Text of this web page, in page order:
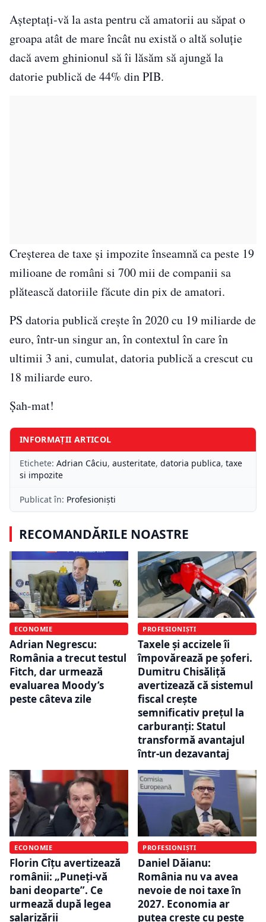
Așteptați-vă la asta pentru că amatorii au săpat o
groapa atât de mare încât nu există o altă soluție
dacă avem ghinionul să îi lăsăm să ajungă la
datorie publică de 44% din PIB.
Creșterea de taxe și impozite înseamnă ca peste 19
milioane de români si 700 mii de companii sa
plătească datoriile făcute din pix de amatori.
PS datoria publică crește în 2020 cu 19 miliarde de
euro, într-un singur an, în contextul în care în
ultimii 3 ani, cumulat, datoria publică a crescut cu
18 miliarde euro.
Șah-mat!
INFORMAȚII ARTICOL
Etichete: Adrian Câciu, austeritate, datoria publica, taxe
si impozite
Publicat în: Profesioniști
RECOMANDĂRILE NOASTRE
ECONOMIE
Adrian Negrescu:
România a trecut testul
Fitch, dar urmează
evaluarea Moody’s
peste câteva zile
PROFESIONIȘTI
Taxele și accizele îi
împovărează pe șoferi.
Dumitru Chisăliță
avertizează că sistemul
fiscal crește
semnificativ prețul la
carburanți: Statul
transformă avantajul
într-un dezavantaj
ECONOMIE
Florin Cîțu avertizează
românii: „Puneți-vă
bani deoparte”. Ce
urmează după legea
salarizării
PROFESIONIȘTI
Daniel Dăianu:
România nu va avea
nevoie de noi taxe în
2027. Economia ar
putea crește cu peste